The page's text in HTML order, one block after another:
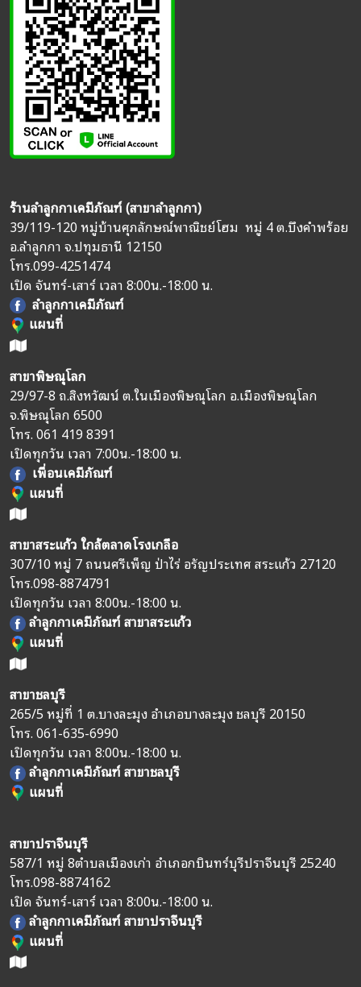
ร้านลำลูกกาเคมีภัณฑ์ (สาขาลำลูกกา)
39/119-120 หมู่บ้านศุภลักษณ์พาณิชย์โฮม หมู่ 4 ต.บึงคำพร้อย
อ.ลำลูกกา จ.ปทุมธานี 12150
โทร.099-4251474
เปิด จันทร์-เสาร์ เวลา 8:00น.-18:00 น.
ลำลูกกาเคมีภัณฑ์
แผนที่
สาขาพิษณุโลก
29/97-8 ถ.สิงหวัฒน์ ต.ในเมืองพิษณุโลก อ.เมืองพิษณุโลก
จ.พิษณุโลก 6500
โทร.061 419 8391
เปิดทุกวัน เวลา 7:00น.-18:00 น.
เพื่อนเคมีภัณฑ์
แผนที่
สาขาสระแก้ว ใกล้ตลาดโรงเกลือ
307/10 หมู่ 7 ถนนศรีเพ็ญ ป่าไร่ อรัญประเทศ สระแก้ว 27120
โทร.098-8874791
เปิดทุกวัน เวลา 8:00น.-18:00 น.
ลำลูกกาเคมีภัณฑ์ สาขาสระแก้ว
แผนที่
สาขาชลบุรี
265/5 หมู่ที่ 1 ต.บางละมุง อำเภอบางละมุง ชลบุรี 20150
โทร.061-635-6990
เปิดทุกวัน เวลา 8:00น.-18:00 น.
ลำลูกกาเคมีภัณฑ์ สาขาชลบุรี
แผนที่
สาขาปราจีนบุรี
587/1 หมู่ 8ตำบลเมืองเก่า อำเภอกบินทร์บุรีปราจีนบุรี 25240
โทร.098-8874162
เปิด จันทร์-เสาร์ เวลา 8:00น.-18:00 น.
ลำลูกกาเคมีภัณฑ์ สาขาปราจีนบุรี
แผนที่